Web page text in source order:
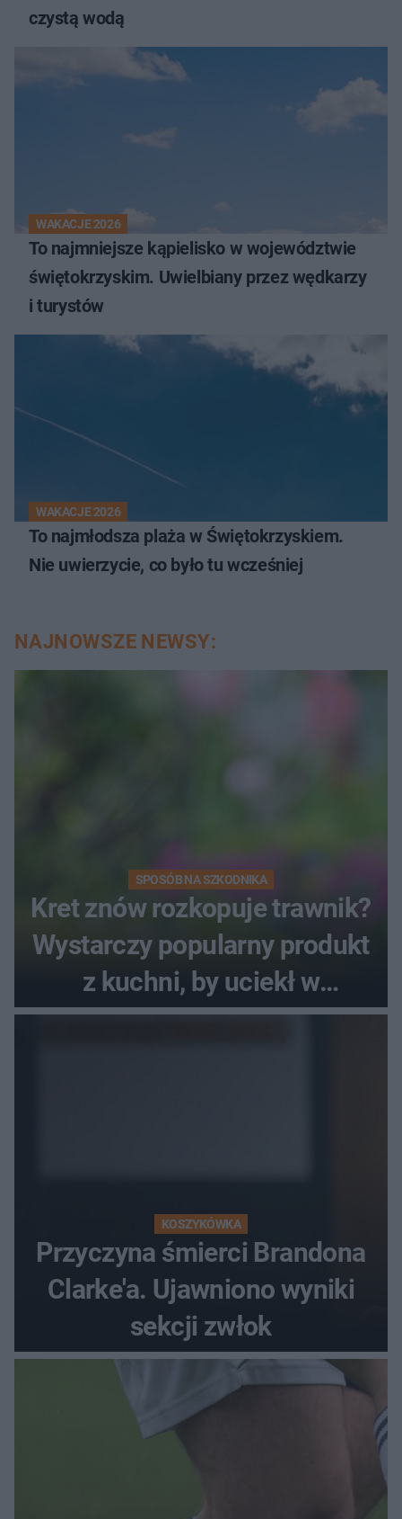
czystą wodą
WAKACJE 2026
To najmniejsze kąpielisko w województwie
świętokrzyskim. Uwielbiany przez wędkarzy
i turystów
WAKACJE 2026
To najmłodsza plaża w Świętokrzyskiem.
Nie uwierzycie, co było tu wcześniej
NAJNOWSZE NEWSY:
SPOSÓB NA SZKODNIKA
Kret znów rozkopuje trawnik?
Wystarczy popularny produkt
z kuchni, by uciekł w
popłochu
KOSZYKÓWKA
Przyczyna śmierci Brandona
Clarke'a. Ujawniono wyniki
sekcji zwłok